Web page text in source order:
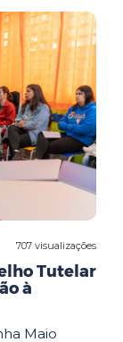
707 visualizações
Tutelar
à
Maio